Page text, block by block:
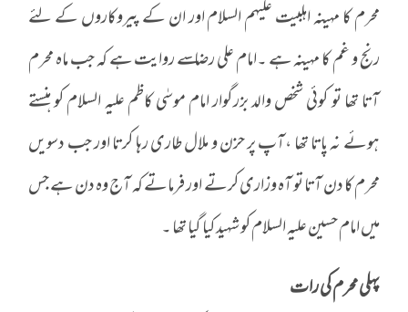
محرم کا مہینہ اہلبیت علیہم السلام اور ان کے پیروکاروں کے لئے
رنج و غم کا مہینہ ہے ۔امام علی رضا ـسے روایت ہے کہ جب ماہ محرم
آتا تھا تو کوئی شخص والد بزرگوار امام موسٰی کاظم علیہ السلام کو ہنستے
ہوئے نہ پاتا تھا ،آپ پر حزن و ملال طاری رہا کرتا اور جب دسویں
محرم کا دن آتا تو آہ وزاری کرتے اور فرماتے کہ آج وہ دن ہے جس
میں امام حسین علیہ السلام کو شہید کیا گیا تھا ۔
پہلی محرم کی رات